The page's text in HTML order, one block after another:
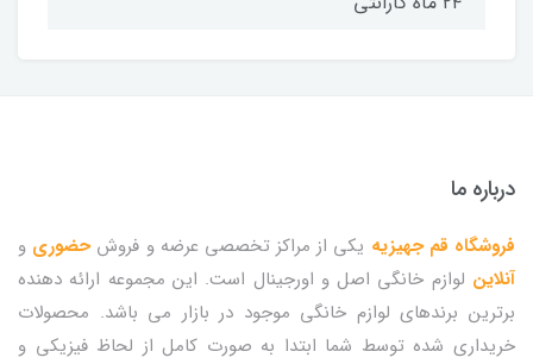
درباره ما
فروشگاه قم جهیزیه یکی از مراکز تخصصی عرضه و فروشحضوری و
آنلاین لوازم خانگی اصل و اورجینال است. این مجموعه ارائه دهنده
برترین برندهای لوازم خانگی موجود در بازار می باشد. محصولات
خریداری شده توسط شما ابتدا به صورت کامل از لحاظ فیزیکی و